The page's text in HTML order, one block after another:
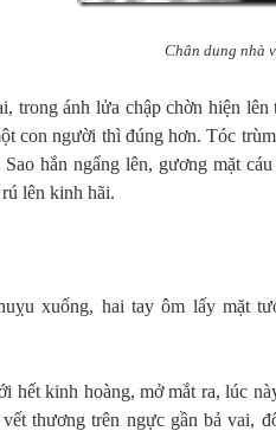
Chân dung nhà
trong ánh lửa chập chờn hiện
con người thì đúng hơn. Tóc
hắn ngẩng lên, gương mặt
lên kinh hãi.
xuống, hai tay ôm lấy mặt
hết kinh hoàng, mở mắt ra, lúc
thương trên ngực gần bả vai,